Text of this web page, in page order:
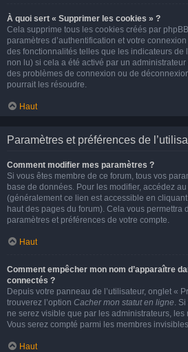
À quoi sert « Supprimer les cookies » ?
Cela supprime tous les cookies créés par
paramètres d’authentification et votre
des fonctionnalités telles que les indicateurs de
non lu) si cela a été activé par un
des problèmes de connexion ou de
pourrait les résoudre.
Haut
Paramètres et préférences de
Comment modifier mes paramètres ?
Si vous êtes membre de ce forum, tous vos
base de données. Pour les modifier, accédez au
(généralement ce lien est accessible en
haut des pages du forum). Cela vous permettra
paramètres et préférences de votre compte.
Haut
Comment empêcher mon nom d’apparaître
connectés ?
Depuis votre panneau de l’utilisateur, onglet «
trouverez l’option Cacher mon statut en ligne.
ne serez visible que par les administrateurs, les
Vous serez compté parmi les membres
Haut